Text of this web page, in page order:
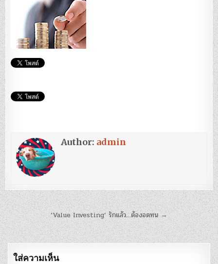
Author: admin
แนะแนว
เรื่อง
‘Value Investing’ รักแล้ว…ต้องอดทน →
ใส่ความเห็น